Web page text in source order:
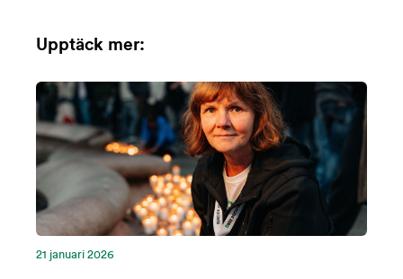
Upptäck mer:
21 januari 2026